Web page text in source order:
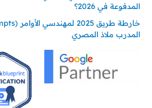
المدفوعة في 2026؟
المدرب ملاذ المصري